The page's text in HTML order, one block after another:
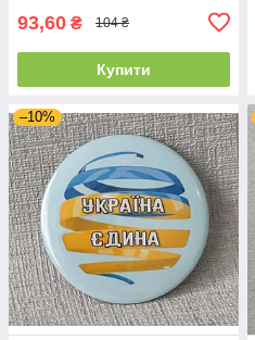
93,60 ₴ 104 ₴
Купити
–10%